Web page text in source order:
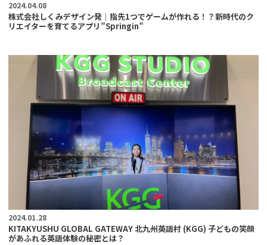
2024.04.08
株式会社しくみデザイン発｜指先1つでゲームが作れる！？新時代のク
リエイターを育てるアプリ”Springin”
2024.01.28
KITAKYUSHU GLOBAL GATEWAY 北九州英語村 (KGG) 子どもの笑顔
があふれる英語体験の秘密とは？